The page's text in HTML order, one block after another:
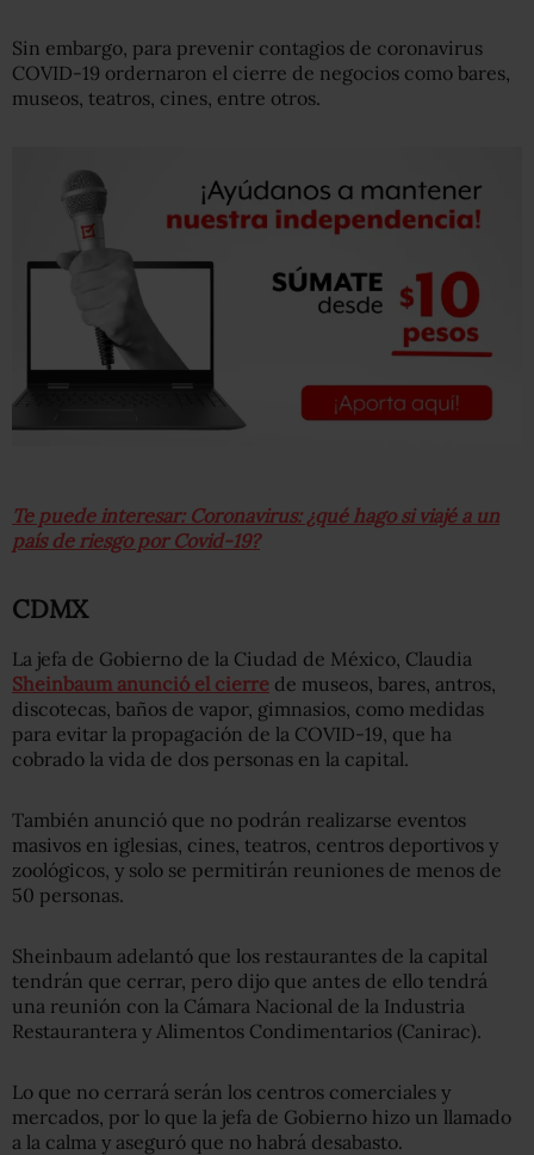
Sin embargo, para prevenir contagios de coronavirus
COVID-19 ordernaron el cierre de negocios como bares,
museos, teatros, cines, entre otros.
Te puede interesar: Coronavirus: ¿qué hago si viajé a un
país de riesgo por Covid-19?
CDMX
La jefa de Gobierno de la Ciudad de México, Claudia
Sheinbaum anunció el cierre de museos, bares, antros,
discotecas, baños de vapor, gimnasios, como medidas
para evitar la propagación de la COVID-19, que ha
cobrado la vida de dos personas en la capital.
También anunció que no podrán realizarse eventos
masivos en iglesias, cines, teatros, centros deportivos y
zoológicos, y solo se permitirán reuniones de menos de
50 personas.
Sheinbaum adelantó que los restaurantes de la capital
tendrán que cerrar, pero dijo que antes de ello tendrá
una reunión con la Cámara Nacional de la Industria
Restaurantera y Alimentos Condimentarios (Canirac).
Lo que no cerrará serán los centros comerciales y
mercados, por lo que la jefa de Gobierno hizo un llamado
a la calma y aseguró que no habrá desabasto.